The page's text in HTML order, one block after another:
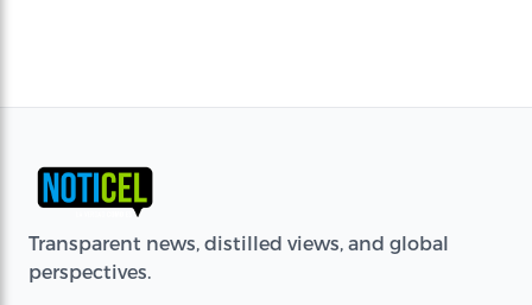
Transparent news, distilled views, and global
perspectives.